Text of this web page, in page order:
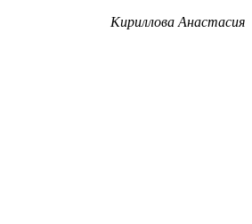
Кириллова Анастасия